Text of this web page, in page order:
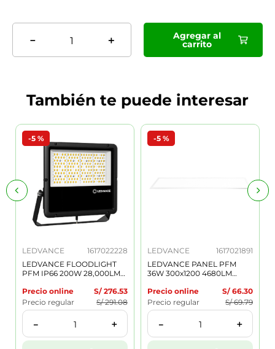
＋
－ Agregar al
carrito
También te puede interesar
-5 %
LEDVANCE
1617022228
LEDVANCE FLOODLIGHT
PFM IP66 200W 28,000LM
50,000H NEGRO 7022228
Precio online S/ 276.53
Precio regular
S/ 291.08
＋
－
-5 %
LEDVANCE
1617021891
LEDVANCE PANEL PFM
36W 300x1200 4680LM
50,000H BLANCO 7021891
Precio online S/ 66.30
Precio regular
S/ 69.79
＋
－